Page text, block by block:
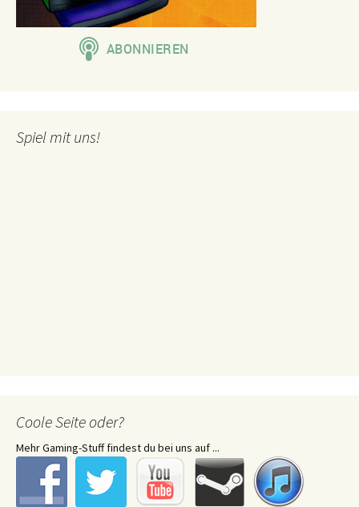
Spiel mit uns!
Coole Seite oder?
Mehr Gaming-Stuff findest du bei uns auf ...